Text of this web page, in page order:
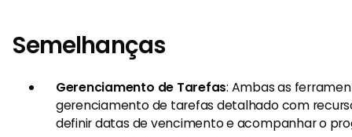
Semelhanças
Gerenciamento de Tarefas: Ambas as
gerenciamento de tarefas detalhado com
definir datas de vencimento e acompanhar o